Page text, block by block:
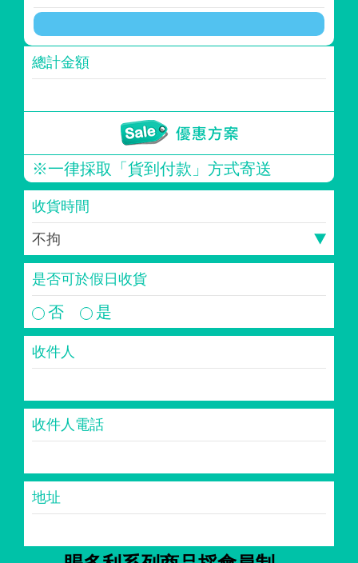
總計金額
※一律採取「貨到付款」方式寄送
收貨時間
是否可於假日收貨
否 是
收件人
收件人電話
地址